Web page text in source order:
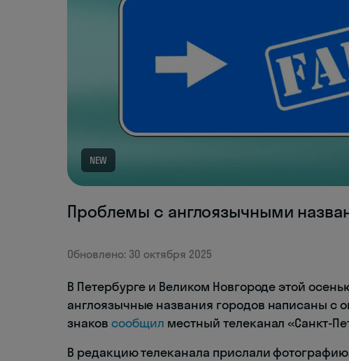
NEW
Проблемы с англоязычными
Обновлено: 30 октября 2025
В Петербурге и Великом Новгороде этой
англоязычные названия городов написаны с
знаков сообщил местный телеканал «Санкт-
В редакцию телеканала прислали